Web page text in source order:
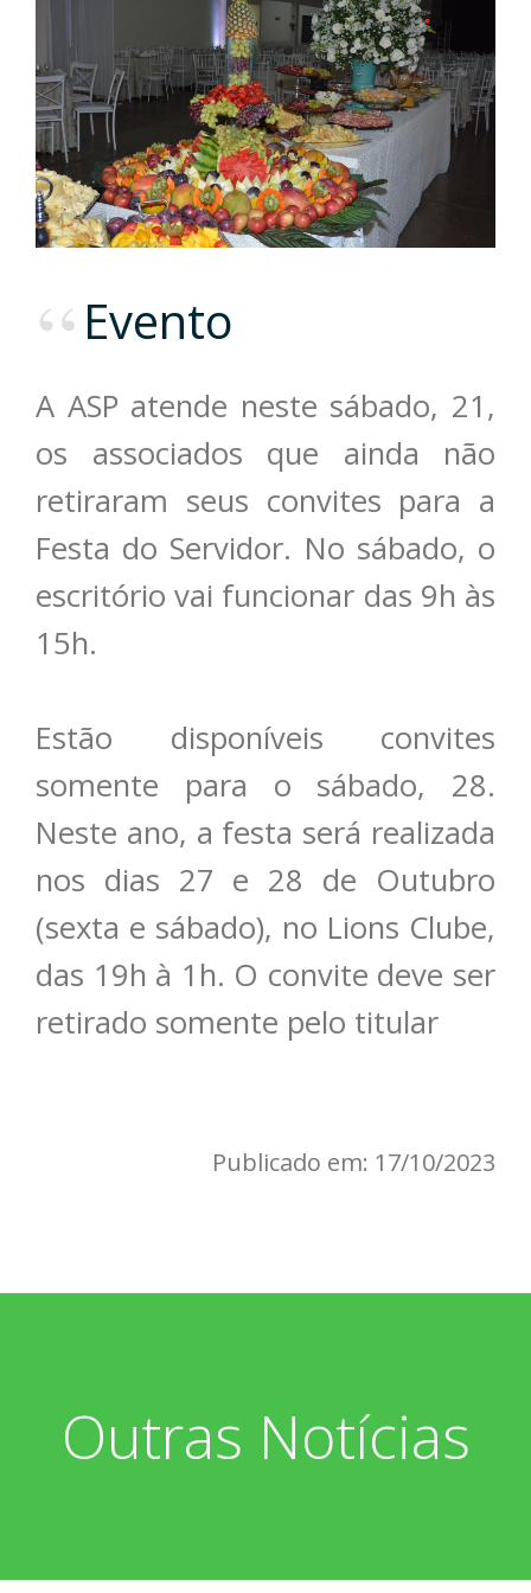
Evento
A ASP atende neste sábado, 21,
os associados que ainda não
retiraram seus convites para a
Festa do Servidor. No sábado, o
escritório vai funcionar das 9h às
15h.
Estão disponíveis convites
somente para o sábado, 28.
Neste ano, a festa será realizada
nos dias 27 e 28 de Outubro
(sexta e sábado), no Lions Clube,
das 19h à 1h. O convite deve ser
retirado somente pelo titular
Publicado em: 17/10/2023
Outras Notícias